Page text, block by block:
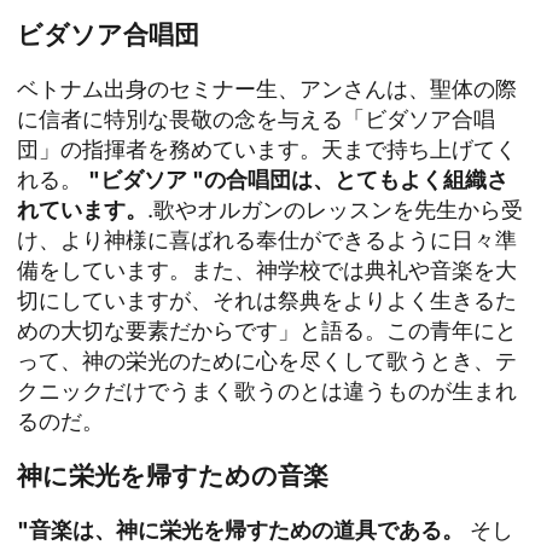
ビダソア合唱団
ベトナム出身のセミナー生、アンさんは、聖体の際
に信者に特別な畏敬の念を与える「ビダソア合唱
団」の指揮者を務めています。天まで持ち上げてく
れる。 "ビダソア "の合唱団は、とてもよく組織さ
れています。 .歌やオルガンのレッスンを先生から受
け、より神様に喜ばれる奉仕ができるように日々準
備をしています。また、神学校では典礼や音楽を大
切にしていますが、それは祭典をよりよく生きるた
めの大切な要素だからです」と語る。この青年にと
って、神の栄光のために心を尽くして歌うとき、テ
クニックだけでうまく歌うのとは違うものが生まれ
るのだ。
神に栄光を帰すための音楽
"音楽は、神に栄光を帰すための道具である。
そし